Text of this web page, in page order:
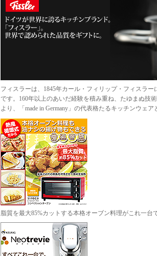
フィスラーは、1845年カール・フィリップ・フィスラ
です。160年以上のあいだ経験を積み重ね、たゆまぬ技
より、「made in Germany」の代表格たるキッチ
脂質を最大85%カットする本格オーブン料理がこれ一台